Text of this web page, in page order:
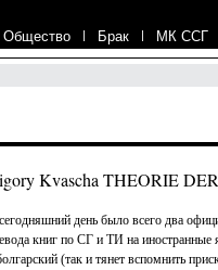
Общество | Брак | МК ССГ
Kvascha THEORIE
день было всего два
книг по СГ и ТИ на иностранные
(так и тянет вспомнить